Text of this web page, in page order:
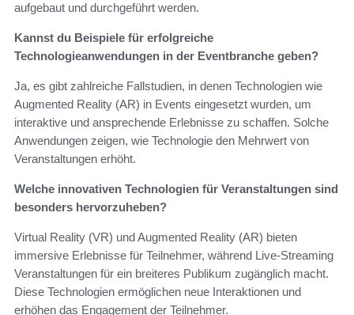
aufgebaut und durchgeführt werden.
Kannst du Beispiele für erfolgreiche
Technologieanwendungen in der Eventbranche geben?
Ja, es gibt zahlreiche Fallstudien, in denen Technologien wie
Augmented Reality (AR) in Events eingesetzt wurden, um
interaktive und ansprechende Erlebnisse zu schaffen. Solche
Anwendungen zeigen, wie Technologie den Mehrwert von
Veranstaltungen erhöht.
Welche innovativen Technologien für Veranstaltungen sind
besonders hervorzuheben?
Virtual Reality (VR) und Augmented Reality (AR) bieten
immersive Erlebnisse für Teilnehmer, während Live-Streaming
Veranstaltungen für ein breiteres Publikum zugänglich macht.
Diese Technologien ermöglichen neue Interaktionen und
erhöhen das Engagement der Teilnehmer.